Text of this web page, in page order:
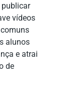
publicar
vídeos
alunos
e atrai
de